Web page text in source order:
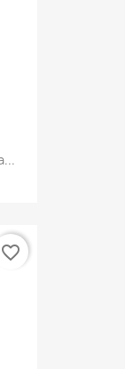
favorite_border